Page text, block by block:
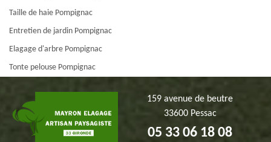
Taille de haie Pompignac
Entretien de jardin Pompignac
Elagage d'arbre Pompignac
Tonte pelouse Pompignac
159 avenue de beutre
33600 Pessac
05 33 06 18 08